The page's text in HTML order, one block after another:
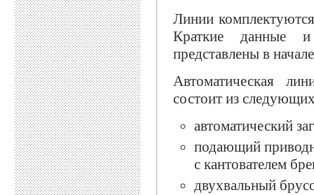
Линии
Краткие данные и
представлены в
Автоматическая
состоит из
автоматический
подающий
с кантователем
двухвальный